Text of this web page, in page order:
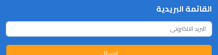
القائمة البريدية